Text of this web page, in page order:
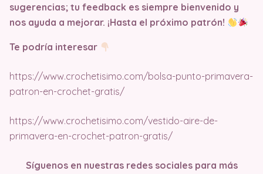
sugerencias; tu feedback es siempre bienvenido y
nos ayuda a mejorar. ¡Hasta el próximo patrón!
Te podría interesar
https://www.crochetisimo.com/bolsa-punto-primavera-
patron-en-crochet-gratis/
https://www.crochetisimo.com/vestido-aire-de-
primavera-en-crochet-patron-gratis/
Síguenos en nuestras redes sociales para más